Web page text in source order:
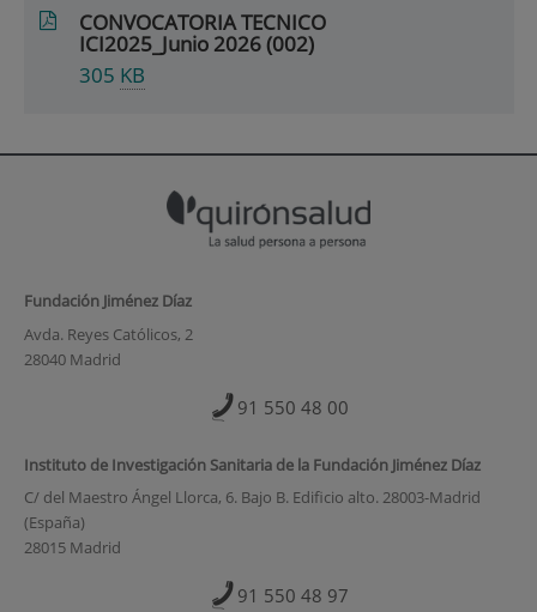
CONVOCATORIA TECNICO
ICI2025_Junio 2026 (002)
305 KB
Fundación Jiménez Díaz
Avda. Reyes Católicos, 2
28040 Madrid
91 550 48 00
Instituto de Investigación Sanitaria de la Fundación Jiménez Díaz
C/ del Maestro Ángel Llorca, 6. Bajo B. Edificio alto. 28003-Madrid
(España)
28015 Madrid
91 550 48 97